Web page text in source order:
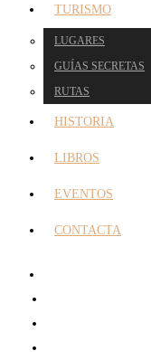
TURISMO
LUGARES
GUÍAS SECRETAS
RUTAS
HISTORIA
LIBROS
EVENTOS
CONTACTA